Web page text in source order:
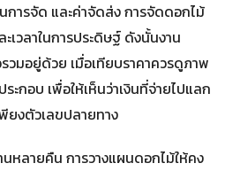
การจัด และค่าจัดส่ง การจัดดอกไม้
วลาในการประดิษฐ์ ดังนั้นงาน
มอยู่ด้วย เมื่อเทียบราคาควรดูภาพ
ะกอบ เพื่อให้เห็นว่าเงินที่จ่ายไปแลก
ยงตัวเลขปลายทาง
หลายคืน การวางแผนดอกไม้ให้คง